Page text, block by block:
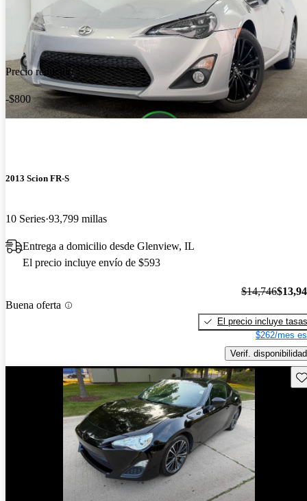
Precio reducido
-$800
2013 Scion FR-S
10 Series 93,799 millas
Entrega a domicilio desde Glenview, IL
El precio incluye envío de $593
Buena oferta
$14,746
El precio incluye tasas
$262/mes
Verif. disponibilidad